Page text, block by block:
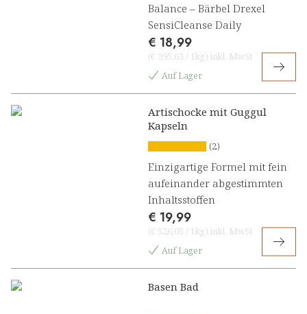
Balance – Bärbel Drexel
SensiCleanse Daily
€ 18,99
(€ 395,63 / 1kg) inkl. MwSt
Auf Lager
Artischocke mit Guggul
Kapseln
(2)
Einzigartige Formel mit fein
aufeinander abgestimmten
Inhaltsstoffen
€ 19,99
(€ 526,05 / 1kg) inkl. MwSt
Auf Lager
Basen Bad